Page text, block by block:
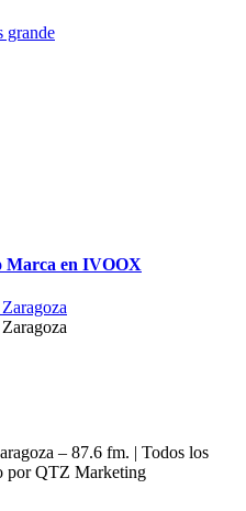
Marca en IVOOX
– 87.6 fm. | Todos los
por QTZ Marketing